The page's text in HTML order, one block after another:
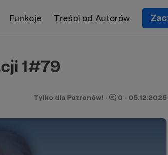
Funkcje Treści od Autorów
1#79
Tylko dla Patronów! · 0 · 05.12.2025